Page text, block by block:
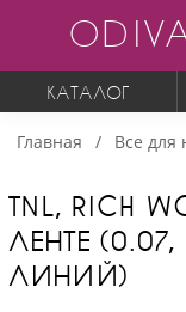
КАТАЛОГ
Главная Все
TNL, RICH
ЛЕНТЕ (0.07,
ЛИНИЙ)